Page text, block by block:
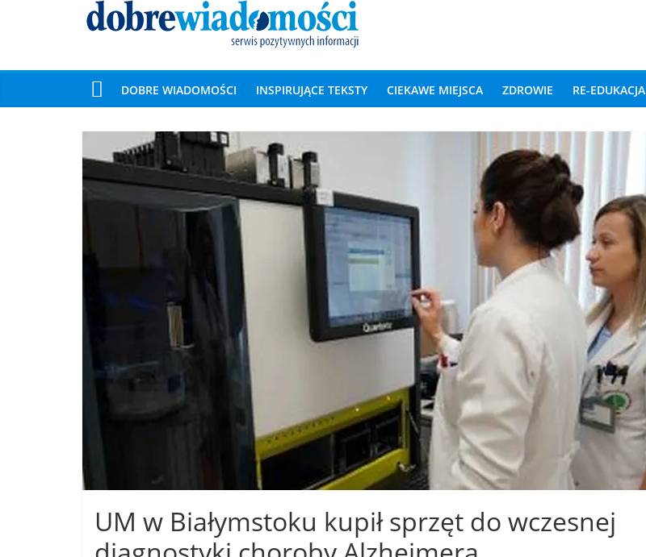
DOBRE WIADOMOŚCI INSPIRUJĄCE TEKSTY CIEKAWE MIEJSCA ZDROWIE RE-EDUKACJA
UM w Białymstoku kupił sprzęt do wczesnej